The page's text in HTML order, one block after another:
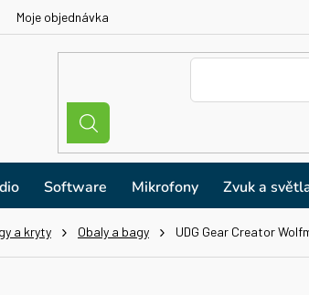
Moje objednávka
Software Mikrofony Zvuk a
a kryty Obaly a bagy UDG Gear Creator